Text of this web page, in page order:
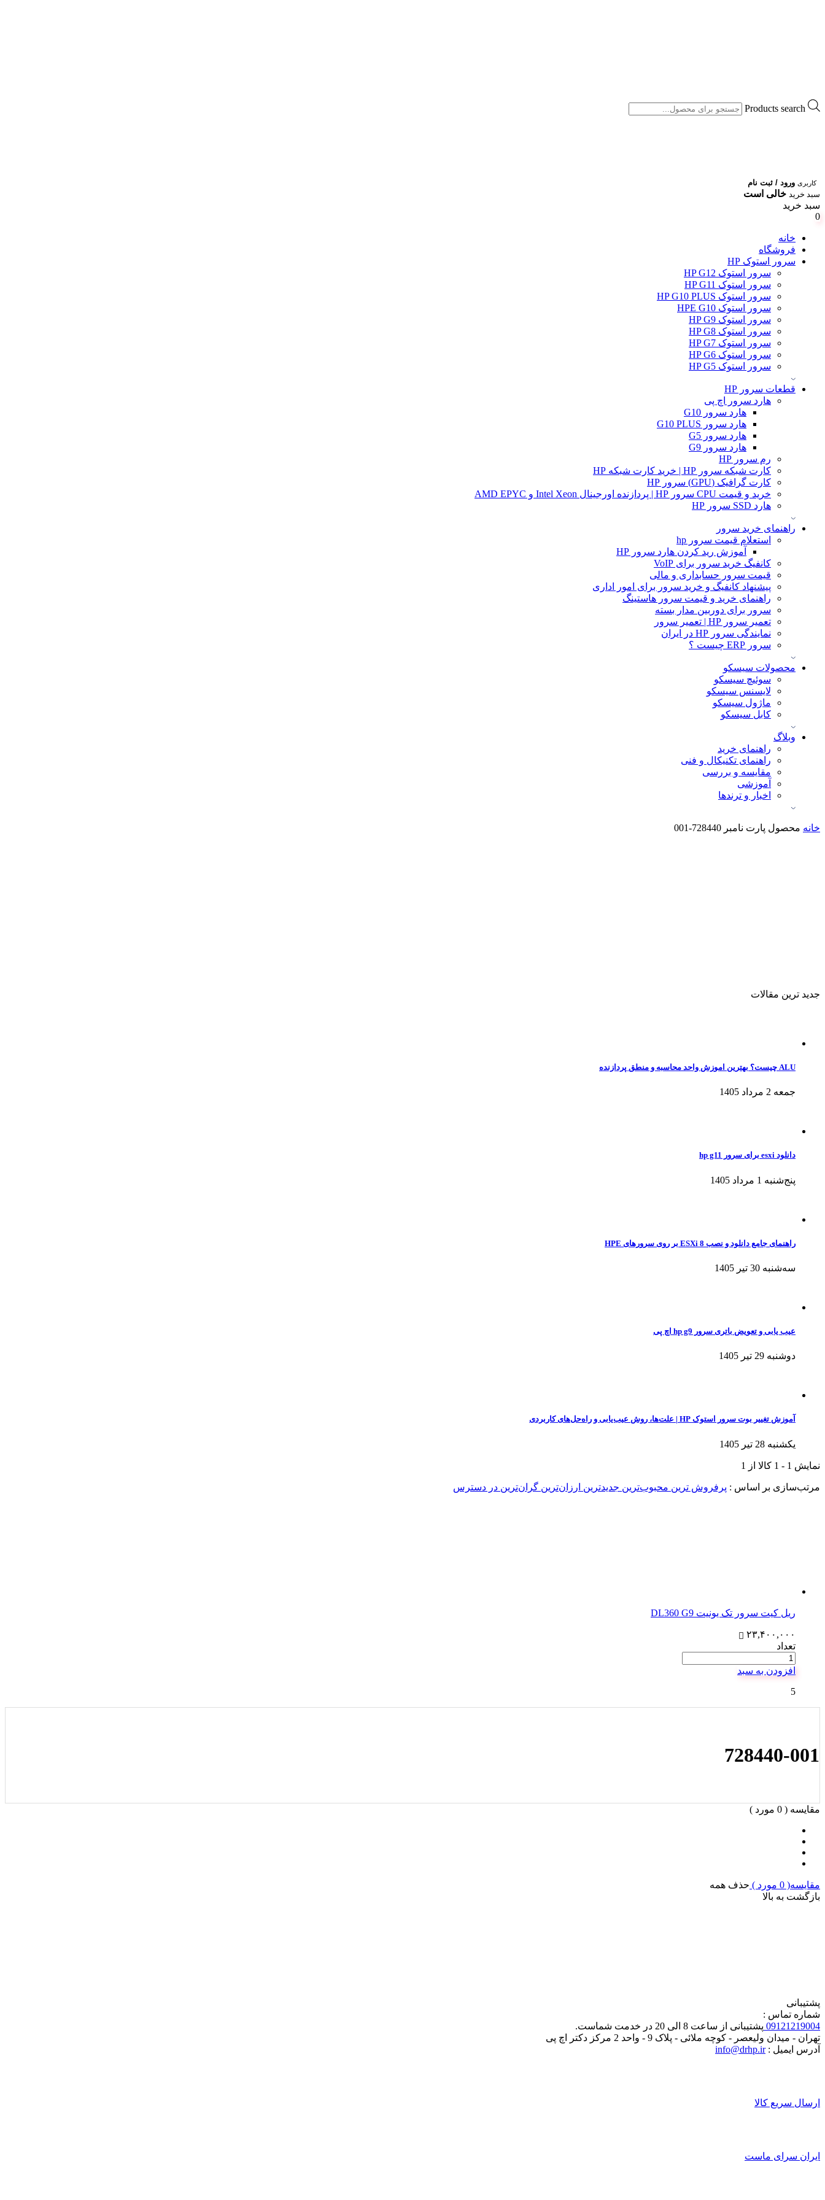
Products search
کاربری ورود / ثبت نام
سبد خرید خالی است
سبد خرید
0
خانه
فروشگاه
سرور استوک HP
سرور استوک HP G12
سرور استوک HP G11
سرور استوک HP G10 PLUS
سرور استوک HPE G10
سرور استوک HP G9
سرور استوک HP G8
سرور استوک HP G7
سرور استوک HP G6
سرور استوک HP G5
قطعات سرور HP
هارد سرور اچ پی
هارد سرور G10
هارد سرور G10 PLUS
هارد سرور G5
هارد سرور G9
رم سرور HP
کارت شبکه سرور HP | خرید کارت شبکه HP
کارت گرافیک (GPU) سرور HP
خرید و قیمت CPU سرور HP | پردازنده اورجینال Intel Xeon و AMD EPYC
هارد SSD سرور HP
راهنمای خرید سرور
استعلام قیمت سرور hp
آموزش ريد كردن هارد سرور HP
کانفیگ خرید سرور برای VoIP
قیمت سرور حسابداری و مالی
پیشنهاد کانفیگ و خرید سرور برای امور اداری
راهنمای خرید و قیمت سرور هاستینگ
سرور برای دوربین مدار بسته
تعمیر سرور HP | تعمیر سرور
نمایندگی سرور HP در ایران
سرور ERP چیست ؟
محصولات سیسکو
سوئیچ سیسکو
لایسنس سیسکو
ماژول سیسکو
کابل سیسکو
وبلاگ
راهنمای خرید
راهنمای تکنیکال و فنی
مقایسه و بررسی
آموزشی
اخبار و ترندها
خانه محصول پارت نامبر 728440-001
جدید ترین مقالات
ALU چیست؟ بهترین اموزش واحد محاسبه و منطق پردازنده
جمعه 2 مرداد 1405
دانلود esxi برای سرور hp g11
پنج‌شنبه 1 مرداد 1405
راهنمای جامع دانلود و نصب ESXi 8 بر روی سرورهای HPE
سه‌شنبه 30 تیر 1405
عیب یابی و تعویض باتری سرور hp g9 اچ پی
دوشنبه 29 تیر 1405
آموزش تغییر بوت سرور استوک HP | علت‌ها، روش عیب‌یابی و راه‌حل‌های کاربردی
یکشنبه 28 تیر 1405
نمایش 1
-
1 کالا از 1
مرتب‌سازی بر اساس : پرفروش ترین محبوب‌ترین جدیدترین ارزان‌ترین گران‌ترین در دسترس
ریل کیت سرور تک یونیت DL360 G9
۲۳,۴۰۰,۰۰۰
تعداد
افزودن به سبد
5
728440-001
مقایسه ( 0 مورد )
مقایسه( 0 مورد ) حذف همه
بازگشت به بالا
پشتیبانی
شماره تماس :
09121219004 پشتیبانی از ساعت 8 الی 20 در خدمت شماست.
تهران - میدان ولیعصر - کوچه ملائی - پلاک 9 - واحد 2 مرکز دکتر اچ پی
آدرس ایمیل : info@drhp.ir
ارسال سریع کالا
ایران سرای ماست